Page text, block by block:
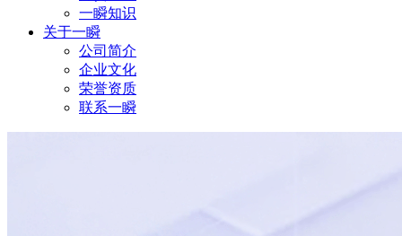
一瞬知识
关于一瞬
公司简介
企业文化
荣誉资质
联系一瞬